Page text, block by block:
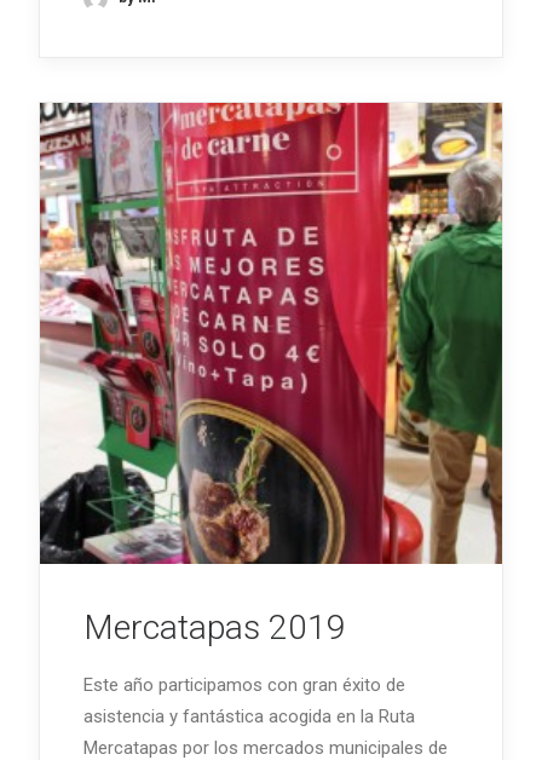
Mercatapas 2019
Este año participamos con gran éxito de
asistencia y fantástica acogida en la Ruta
Mercatapas por los mercados municipales de